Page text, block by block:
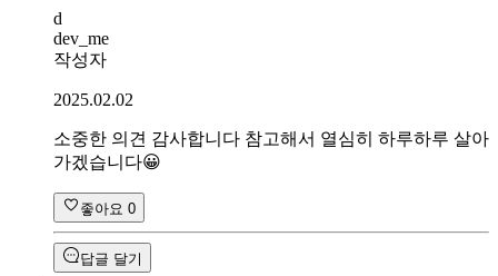
d
dev_me
작성자
2025.02.02
소중한 의견 감사합니다 참고해서 열심히 하루하루 살아
가겠습니다😀
좋아요 0
답글 달기